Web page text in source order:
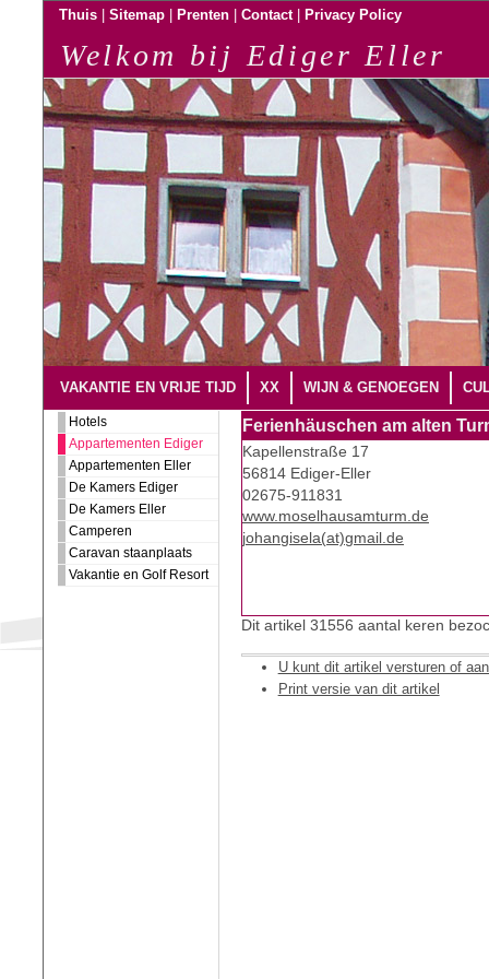
Thuis Sitemap Prenten Contact Privacy Policy
Welkom bij Ediger Eller
VAKANTIE EN VRIJE TIJD XX WIJN & GENOEGEN
Hotels
Appartementen Ediger
Appartementen Eller
De Kamers Ediger
De Kamers Eller
Camperen
Caravan staanplaats
Vakantie en Golf Resort
Ferienhäuschen am alten
Kapellenstraße 17
56814 Ediger-Eller
02675-911831
www.moselhausamturm.de
johangisela(at)gmail.de
Dit artikel 31556 aantal keren
U kunt dit artikel versturen of
Print versie van dit artikel